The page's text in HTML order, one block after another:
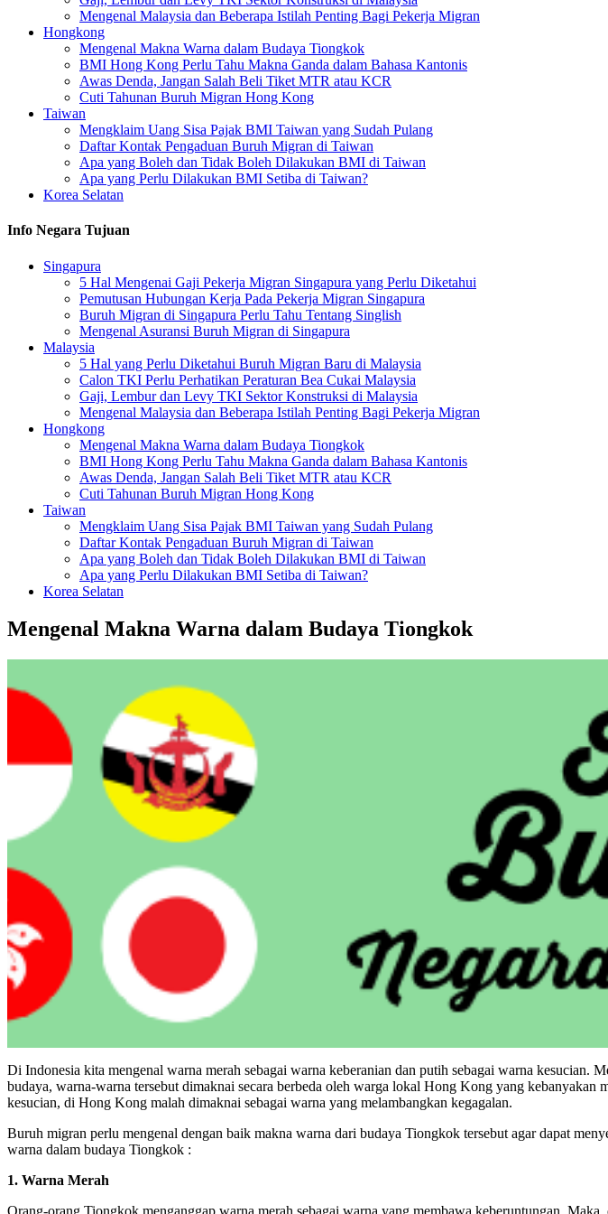
Mengenal Malaysia dan Beberapa Istilah Penting Bagi Pekerja Migran
Hongkong
Mengenal Makna Warna dalam Budaya Tiongkok
BMI Hong Kong Perlu Tahu Makna Ganda dalam Bahasa Kantonis
Awas Denda, Jangan Salah Beli Tiket MTR atau KCR
Cuti Tahunan Buruh Migran Hong Kong
Taiwan
Mengklaim Uang Sisa Pajak BMI Taiwan yang Sudah Pulang
Daftar Kontak Pengaduan Buruh Migran di Taiwan
Apa yang Boleh dan Tidak Boleh Dilakukan BMI di Taiwan
Apa yang Perlu Dilakukan BMI Setiba di Taiwan?
Korea Selatan
Info Negara Tujuan
Singapura
5 Hal Mengenai Gaji Pekerja Migran Singapura yang Perlu Diketahui
Pemutusan Hubungan Kerja Pada Pekerja Migran Singapura
Buruh Migran di Singapura Perlu Tahu Tentang Singlish
Mengenal Asuransi Buruh Migran di Singapura
Malaysia
5 Hal yang Perlu Diketahui Buruh Migran Baru di Malaysia
Calon TKI Perlu Perhatikan Peraturan Bea Cukai Malaysia
Gaji, Lembur dan Levy TKI Sektor Konstruksi di Malaysia
Mengenal Malaysia dan Beberapa Istilah Penting Bagi Pekerja Migran
Hongkong
Mengenal Makna Warna dalam Budaya Tiongkok
BMI Hong Kong Perlu Tahu Makna Ganda dalam Bahasa Kantonis
Awas Denda, Jangan Salah Beli Tiket MTR atau KCR
Cuti Tahunan Buruh Migran Hong Kong
Taiwan
Mengklaim Uang Sisa Pajak BMI Taiwan yang Sudah Pulang
Daftar Kontak Pengaduan Buruh Migran di Taiwan
Apa yang Boleh dan Tidak Boleh Dilakukan BMI di Taiwan
Apa yang Perlu Dilakukan BMI Setiba di Taiwan?
Korea Selatan
Mengenal Makna Warna dalam Budaya Tiongkok
Di Indonesia kita mengenal warna merah sebagai warna keberanian dan putih sebagai warna kesucian.
budaya, warna-warna tersebut dimaknai secara berbeda oleh warga lokal Hong Kong yang
kesucian, di Hong Kong malah dimaknai sebagai warna yang melambangkan kegagalan.
Buruh migran perlu mengenal dengan baik makna warna dari budaya Tiongkok tersebut agar dapat
warna dalam budaya Tiongkok :
1. Warna Merah